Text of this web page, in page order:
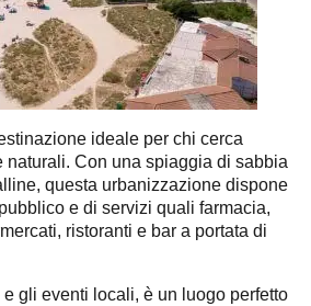
ideale per chi cerca
naturali. Con una spiaggia di sabbia
questa urbanizzazione dispone
e di servizi quali farmacia,
ristoranti e bar a portata di
gli eventi locali, è un luogo perfetto